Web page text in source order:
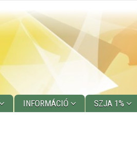
INFORMÁCIÓ SZJA 1%